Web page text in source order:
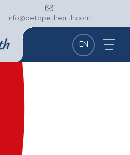
info@betapethealth.com
EN